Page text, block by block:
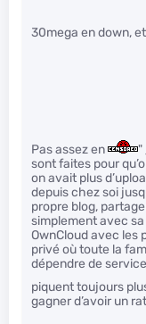
30mega en down,
Pas assez en
"
sont faites pour
on avait plus
depuis chez soi
propre blog,
simplement avec
OwnCloud avec les
privé où toute la
dépendre de
piquent toujours
gagner d’avoir un